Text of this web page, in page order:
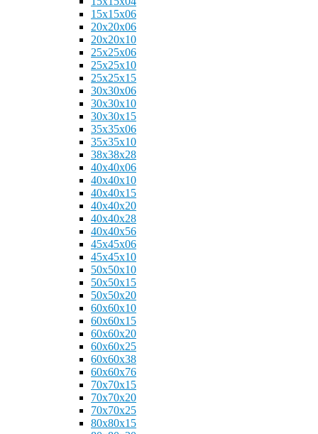
15x15x06
20x20x06
20x20x10
25x25x06
25x25x10
25x25x15
30x30x06
30x30x10
30x30x15
35x35x06
35x35x10
38x38x28
40x40x06
40x40x10
40x40x15
40x40x20
40x40x28
40x40x56
45x45x06
45x45x10
50x50x10
50x50x15
50x50x20
60x60x10
60x60x15
60x60x20
60x60x25
60x60x38
60x60x76
70x70x15
70x70x20
70x70x25
80x80x15